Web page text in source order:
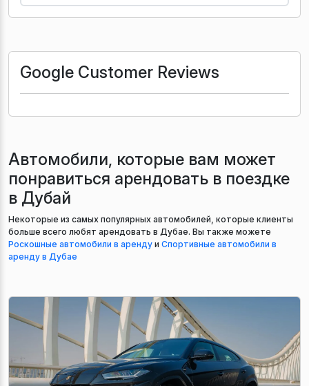
Google Customer Reviews
Автомобили, которые вам может
понравиться арендовать в поездке
в Дубай
Некоторые из самых популярных автомобилей, которые клиенты
больше всего любят арендовать в Дубае. Вы также можете
Роскошные автомобили в аренду и Спортивные автомобили в
аренду в Дубае